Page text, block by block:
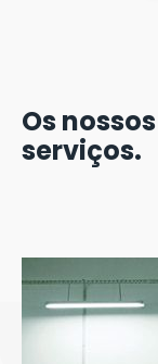
Os nossos
serviços.